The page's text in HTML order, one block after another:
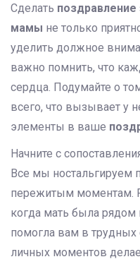
Сделать поздравление
мамы не только
уделить должное
важно помнить, что
сердца. Подумайте о
всего, что вызывает у
элементы в ваше
Начните с
Все мы
пережитым моментам.
когда мать была
помогла вам в трудных
личных моментов